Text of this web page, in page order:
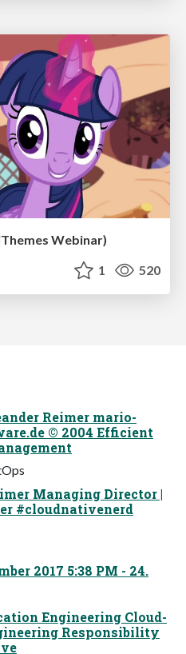
Webinar)
1 520
Reimer mario-
© 2004 Efficient
Managing Director |
#cloudnativenerd
2017 5:38 PM - 24.
Engineering Cloud-
Responsibility